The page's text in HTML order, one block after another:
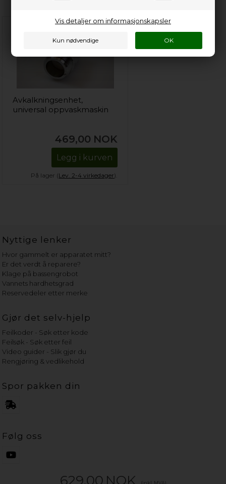
Vis detaljer om informasjonskapsler
629,00 NOK (inkl. MVA)
Avkalkningsenhet,
universal oppvaskmaskin
469,00 NOK
Legg i kurven
På lager (Lev. 2-4 virkedager).
Nyttige lenker
Hvor gammelt er apparatet mitt?
Er det verdt å reparere?
Klage på bassengrobot
Vannets hardhetsgrad
Reservedeler etter merke
Gjør det selv-hjelp
Feilkoder - Søk etter kode
Feilsøk - Søk etter feil
Video guider - Slik gjør du
Rengjøring & vedlikehold
Spor pakken din
Følg oss